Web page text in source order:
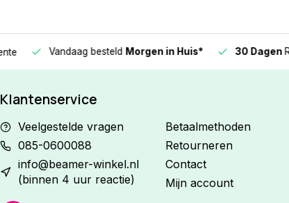
Vandaag besteldMorgen in Huis* 30 DagenRetour*
Klantenservice
Veelgestelde vragen
085-0600088
info@beamer-winkel.nl
(binnen 4 uur reactie)
Betaalmethoden
Retourneren
Contact
Mijn account